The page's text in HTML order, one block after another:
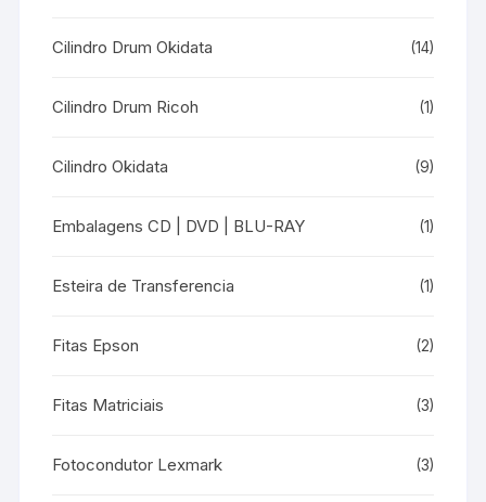
Cilindro Drum Okidata (14)
Cilindro Drum Ricoh (1)
Cilindro Okidata (9)
Embalagens CD | DVD | BLU-RAY (1)
Esteira de Transferencia (1)
Fitas Epson (2)
Fitas Matriciais (3)
Fotocondutor Lexmark (3)